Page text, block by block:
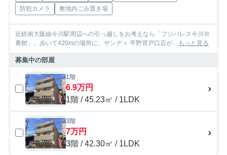
防犯カメラ
敷地内ごみ置き場
近鉄南大阪線今川駅周辺への引っ越しをお考えなら「フジパレス今川Ⅲ
番館」。歩いて420mの場所に、サンディ 平野背戸口店が... もっと見る
募集中の部屋
1階
6.9万円
1階 / 45.23㎡ / 1LDK
3階
7万円
3階 / 42.30㎡ / 1LDK